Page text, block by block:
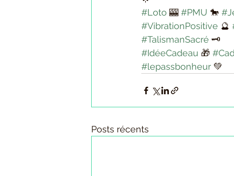
#Loto 🎰 #PMU 🐎
#VibrationPositive 🔮
#TalismanSacré 🗝️
#IdéeCadeau 🎁
#lepassbonheur 💚
Posts récents